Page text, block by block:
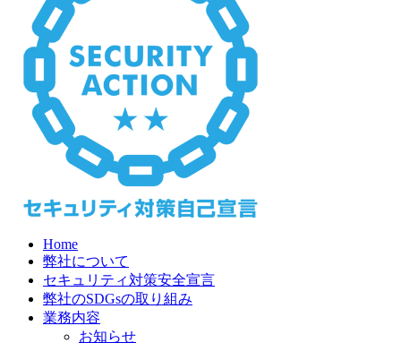
Home
弊社について
セキュリティ対策安全宣言
弊社のSDGsの取り組み
業務内容
お知らせ